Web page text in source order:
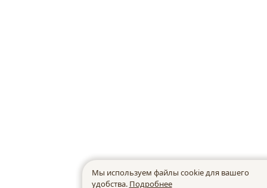
Мы используем файлы cookie для вашего
удобства. Подробнее